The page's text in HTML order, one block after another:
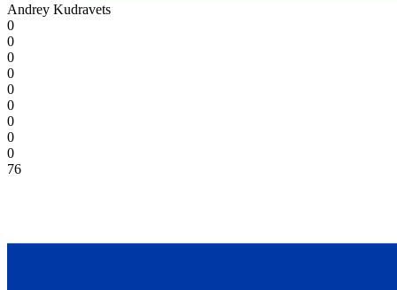
Andrey Kudravets
0
0
0
0
0
0
0
0
0
76